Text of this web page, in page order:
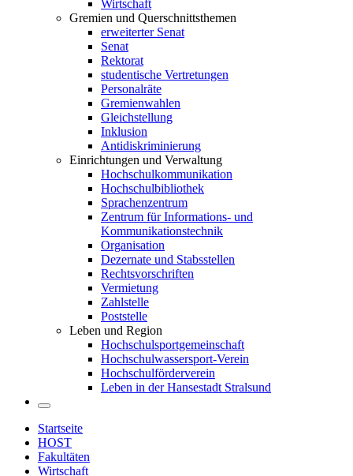
Wirtschaft
Gremien und Querschnittsthemen
erweiterter Senat
Senat
Rektorat
studentische Vertretungen
Personalräte
Gremienwahlen
Gleichstellung
Inklusion
Antidiskriminierung
Einrichtungen und Verwaltung
Hochschulkommunikation
Hochschulbibliothek
Sprachenzentrum
Zentrum für Informations- und
Kommunikationstechnik
Organisation
Dezernate und Stabsstellen
Rechtsvorschriften
Vermietung
Zahlstelle
Poststelle
Leben und Region
Hochschulsportgemeinschaft
Hochschulwassersport-Verein
Hochschulförderverein
Leben in der Hansestadt Stralsund
Startseite
HOST
Fakultäten
Wirtschaft